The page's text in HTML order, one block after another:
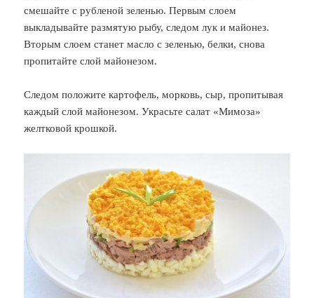
смешайте с рубленой зеленью. Первым слоем
выкладывайте размятую рыбу, следом лук и майонез.
Вторым слоем станет масло с зеленью, белки, снова
пропитайте слой майонезом.
Следом положите картофель, морковь, сыр, пропитывая
каждый слой майонезом. Украсьте салат «Мимоза»
желтковой крошкой.